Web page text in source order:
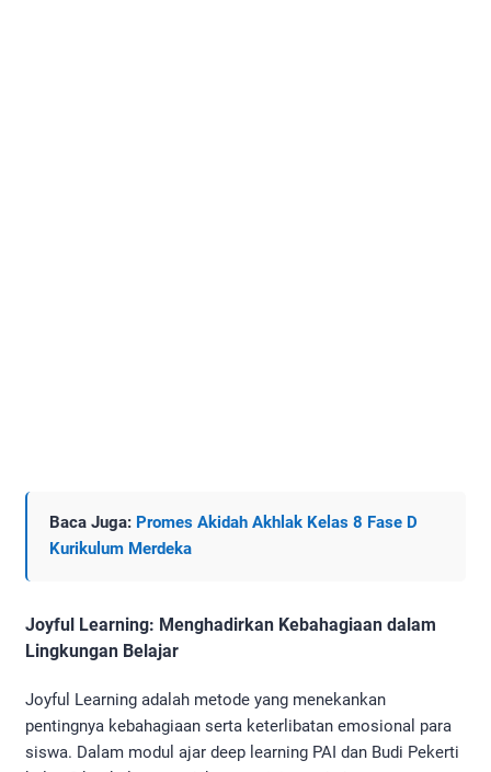
Baca Juga: Promes Akidah Akhlak Kelas 8 Fase D
Kurikulum Merdeka
Joyful Learning: Menghadirkan Kebahagiaan dalam
Lingkungan Belajar
Joyful Learning adalah metode yang menekankan
pentingnya kebahagiaan serta keterlibatan emosional para
siswa. Dalam modul ajar deep learning PAI dan Budi Pekerti